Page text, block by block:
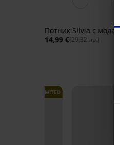
Потник Silvia с модал
14,99 €(29,32 лв.)
LIMITED